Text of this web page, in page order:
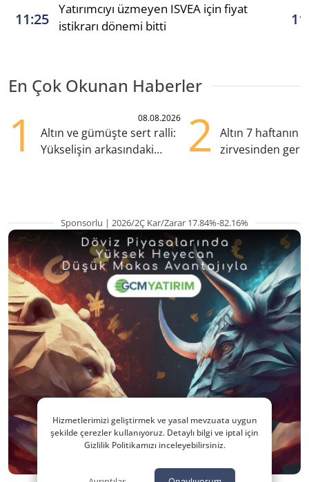
11:25
Yatırımcıyı üzmeyen ISVEA için fiyat
istikrarı dönemi bitti
En Çok Okunan Haberler
1 08.08.2026
Altın ve gümüşte sert ralli:
Yükselişin arkasındaki
2
Altın 7 haftanın
zirvesinden
Sponsorlu | 2026/2Ç Kar/Zarar 17.84%-82.16%
Hizmetlerimizi geliştirmek ve yasal mevzuata uygun
şekilde çerezler kullanıyoruz. Detaylı bilgi ve iptal için
Gizlilik Politikamızı inceleyebilirsiniz.